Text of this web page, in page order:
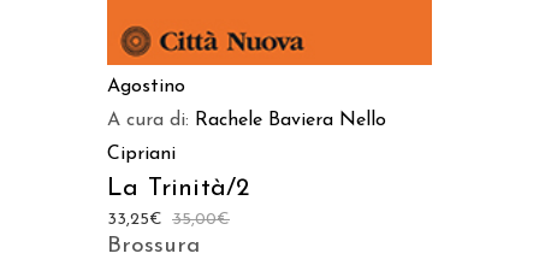
Agostino
A cura di: Rachele Baviera Nello
Cipriani
La Trinità/2
35,00€
33,25€
Brossura